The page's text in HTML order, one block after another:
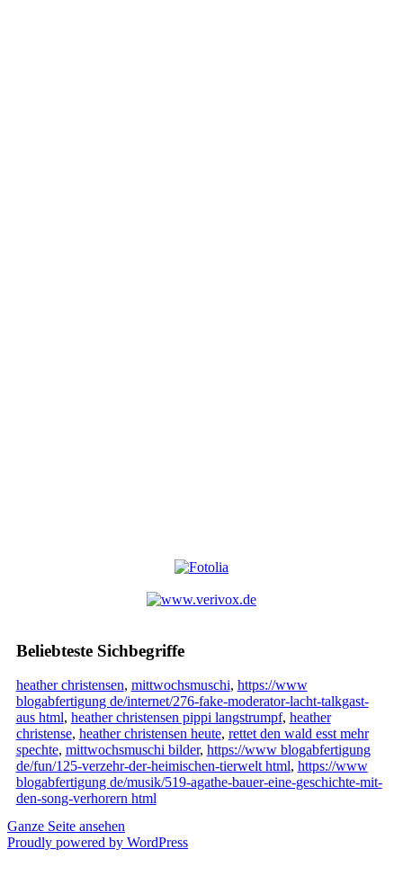
Beliebteste Sichbegriffe
heather christensen, mittwochsmuschi, https://www
blogabfertigung de/internet/276-fake-moderator-lacht-talkgast-
aus html, heather christensen pippi langstrumpf, heather
christense, heather christensen heute, rettet den wald esst mehr
spechte, mittwochsmuschi bilder, https://www blogabfertigung
de/fun/125-verzehr-der-heimischen-tierwelt html, https://www
blogabfertigung de/musik/519-agathe-bauer-eine-geschichte-mit-
den-song-verhorern html
Ganze Seite ansehen
Proudly powered by WordPress